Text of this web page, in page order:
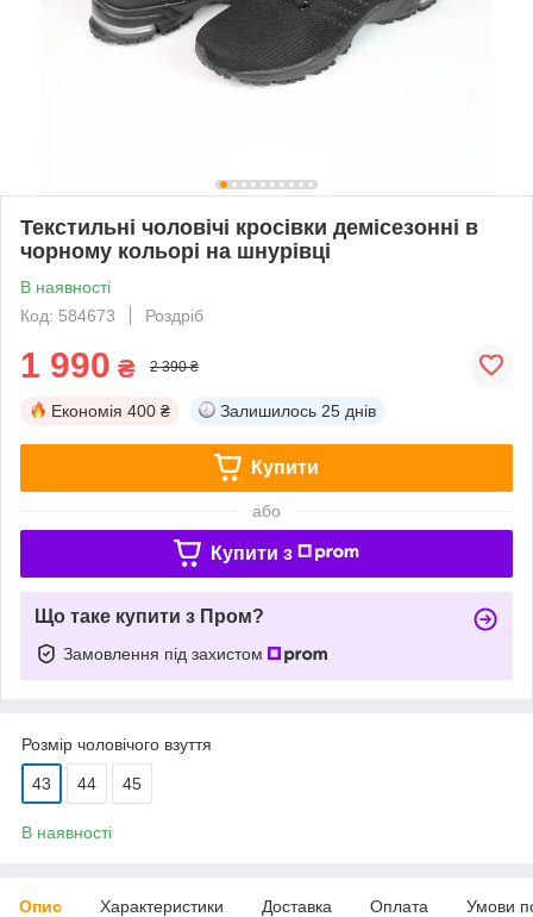
Текстильні чоловічі кросівки демісезонні в
чорному кольорі на шнурівці
В наявності
Код: 584673
Роздріб
1 990 ₴ 2 390 ₴
Економія 400 ₴ Залишилось 25 днів
Купити
або
Купити з
Що таке купити з Пром?
Замовлення під захистом
Розмір чоловічого взуття
43 44 45
В наявності
Опис Характеристики Доставка Оплата Умови